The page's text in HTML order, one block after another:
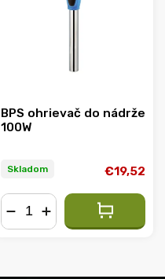
BPS ohrievač do nádrže
100W
Skladom €19,52